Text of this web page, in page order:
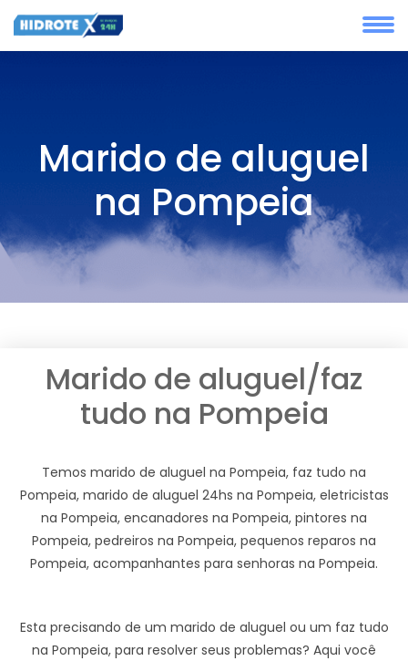
Marido de aluguel
na Pompeia
Marido de aluguel/faz
tudo na Pompeia
Temos marido de aluguel na Pompeia, faz tudo na
Pompeia, marido de aluguel 24hs na Pompeia, eletricistas
na Pompeia, encanadores na Pompeia, pintores na
Pompeia, pedreiros na Pompeia, pequenos reparos na
Pompeia, acompanhantes para senhoras na Pompeia.
Esta precisando de um marido de aluguel ou um faz tudo
na Pompeia, para resolver seus problemas? Aqui você